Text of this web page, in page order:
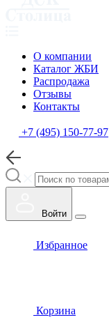
О компании
Каталог ЖБИ
Распродажа
Отзывы
Контакты
+7 (495) 150-77-97
Войти
Избранное
Корзина